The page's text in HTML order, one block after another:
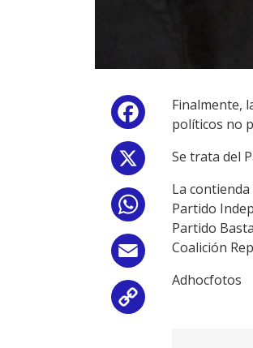
Facebook
WhatsApp
Email
Finalmente,
políticos no
Se trata del
La
Partido
Partido
Coalición
Adhocfotos